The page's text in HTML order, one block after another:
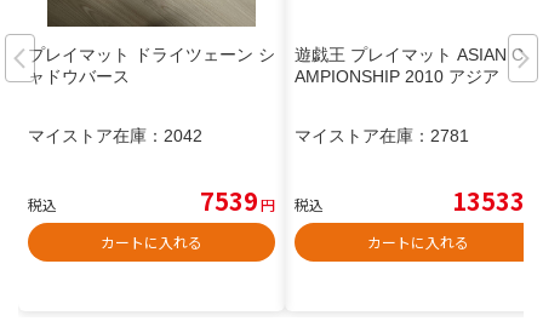
プレイマット ドライツェーン シ
ャドウバース
マイストア在庫： 2042
税込 7539円
カートに入れる
遊戯王 プレイマット ASIAN CH
AMPIONSHIP 2010 アジア
マイストア在庫： 2781
税込 13533
カートに入れる